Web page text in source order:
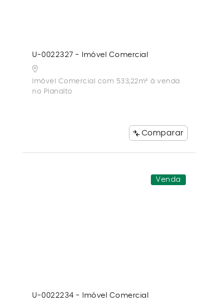
U-0022327 - Imóvel Comercial
Imóvel Comercial com 533,22m² à venda
no Planalto
Comparar
Venda
U-0022234 - Imóvel Comercial